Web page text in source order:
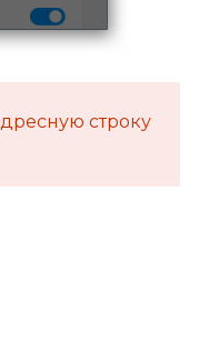
строку